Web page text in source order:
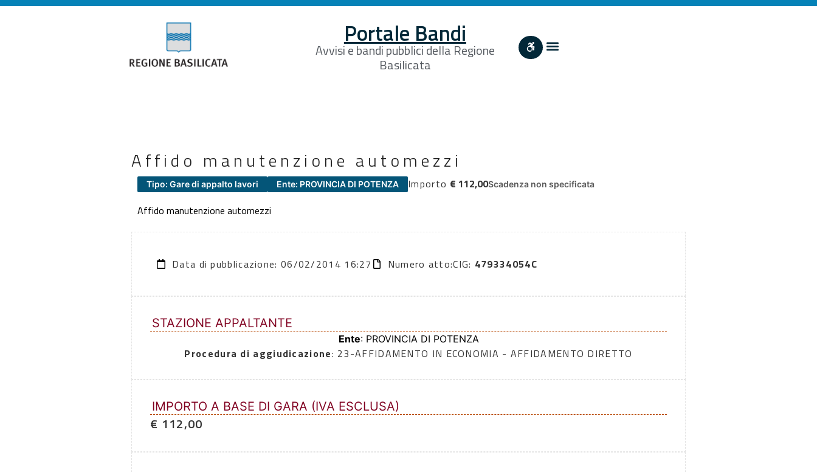
Portale Bandi
Avvisi e bandi pubblici della Regione
Basilicata
Affido manutenzione automezzi
Tipo: Gare di appalto lavori Ente: PROVINCIA DI POTENZA Importo € 112,00Scadenza non specificata
Affido manutenzione automezzi
Data di pubblicazione: 06/02/2014 16:27 Numero atto:CIG: 479334054C
STAZIONE APPALTANTE
Ente: PROVINCIA DI POTENZA
Procedura di aggiudicazione: 23-AFFIDAMENTO IN ECONOMIA - AFFIDAMENTO DIRETTO
IMPORTO A BASE DI GARA (IVA ESCLUSA)
€ 112,00